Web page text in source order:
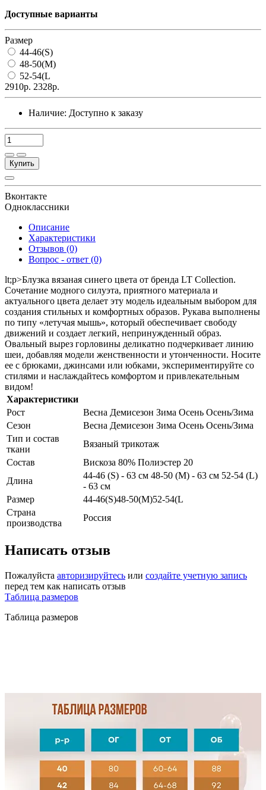
Доступные варианты
Размер
44-46(S)
48-50(М)
52-54(L
2910р. 2328р.
Наличие: Доступно к заказу
Купить
Вконтакте
Одноклассники
Описание
Характеристики
Отзывов (0)
Вопрос - ответ (0)
lt;p>Блузка вязаная синего цвета от бренда LT Collection.
Сочетание модного силуэта, приятного материала и
актуального цвета делает эту модель идеальным выбором для
создания стильных и комфортных образов. Рукава выполнены
по типу «летучая мышь», который обеспечивает свободу
движений и создает легкий, непринужденный образ.
Овальный вырез горловины деликатно подчеркивает линию
шеи, добавляя модели женственности и утонченности. Носите
ее с брюками, джинсами или юбками, экспериментируйте со
стилями и наслаждайтесь комфортом и привлекательным
видом!
Характеристики
Рост
Весна Демисезон Зима Осень Осень/Зима
Сезон
Весна Демисезон Зима Осень Осень/Зима
Тип и состав
ткани
Вязаный трикотаж
Состав
Вискоза 80% Полиэстер 20
Длина
44-46 (S) - 63 см 48-50 (М) - 63 см 52-54 (L)
- 63 см
Размер
44-46(S)48-50(М)52-54(L
Страна
производства
Россия
Написать отзыв
Пожалуйста авторизируйтесь или создайте учетную запись
перед тем как написать отзыв
Таблица размеров
Таблица размеров